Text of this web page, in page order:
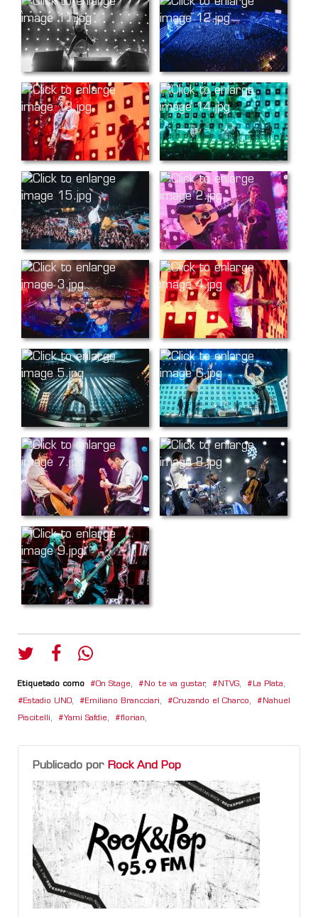
Etiquetado como On Stage, No te va gustar, NTVG, La Plata,
Estadio UNO, Emiliano Brancciari, Cruzando el Charco, Nahuel
Piscitelli, Yami Safdie, florian,
Publicado por Rock And Pop